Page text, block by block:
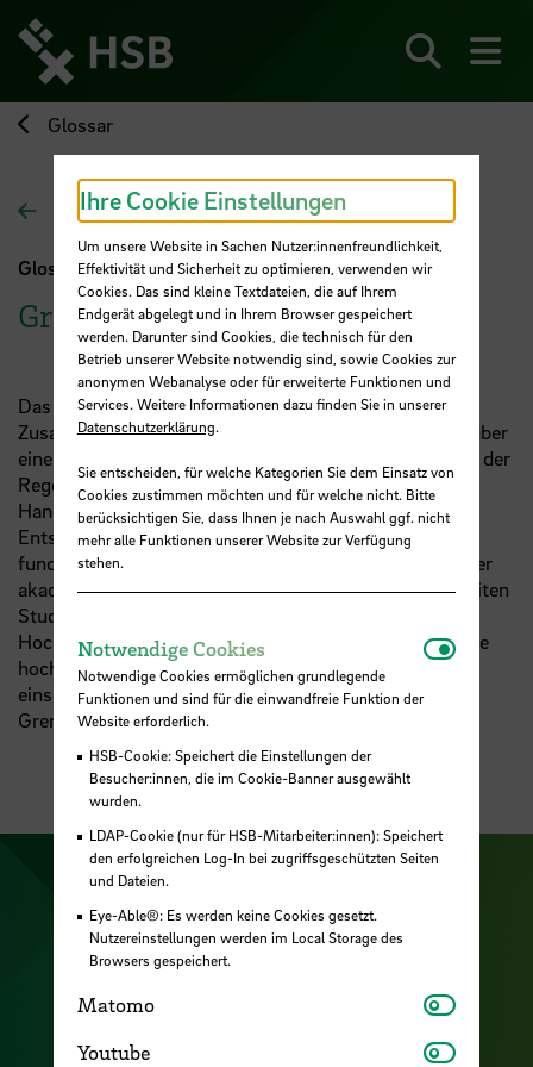
zum
Seiteninhalt
springen
Glossar
Zur Übersichtsseite
Glossar
Gremium
Das Gremium (Plural: Gremien) bezeichnet die
Zusammenarbeit mehrerer Personen in einer Gruppe über
einen längeren Zeitraum hinweg. Ihre Aufgabe ist es in der
Regel über spezielle Thematiken zu beraten,
Handlungsempfehlungen zu erarbeiten und
Entscheidungen zu treffen.Hochschulgremien
fundamentaler Bestandteil der Hochschule sowie seiner
akademischen Selbstverwaltung. In den Gremien arbeiten
Studierende, Lehrende und Mitarbeiter:innen der
Hochschule zusammen. Die Transparenz wird durch die
hochschulöffentlichen Sitzungen und durch dessen
einsehbare Protokolle gewährleistet. In jährlichen
Gremienwahlen werden die Mandate besetzt.
Zu unserer Instagram Seite
Zu unserer
Ihre Cookie Einstellungen
Um unsere Website in Sachen Nutzer:innenfreundlichkeit,
Effektivität und Sicherheit zu optimieren, verwenden wir
Cookies. Das sind kleine Textdateien, die auf Ihrem
Endgerät abgelegt und in Ihrem Browser gespeichert
werden. Darunter sind Cookies, die technisch für den
Betrieb unserer Website notwendig sind, sowie Cookies zur
anonymen Webanalyse oder für erweiterte Funktionen und
Services. Weitere Informationen dazu finden Sie in unserer
Datenschutzerklärung.
Sie entscheiden, für welche Kategorien Sie dem Einsatz von
Cookies zustimmen möchten und für welche nicht. Bitte
berücksichtigen Sie, dass Ihnen je nach Auswahl ggf. nicht
mehr alle Funktionen unserer Website zur Verfügung
stehen.
Notwendige Cookies
Notwendige Cookies ermöglichen grundlegende
Funktionen und sind für die einwandfreie Funktion der
Website erforderlich.
HSB-Cookie: Speichert die Einstellungen der
Besucher:innen, die im Cookie-Banner ausgewählt
wurden.
LDAP-Cookie (nur für HSB-Mitarbeiter:innen): Speichert
den erfolgreichen Log-In bei zugriffsgeschützten Seiten
und Dateien.
Eye-Able®: Es werden keine Cookies gesetzt.
Nutzereinstellungen werden im Local Storage des
Browsers gespeichert.
Matomo Matomo
Youtube Youtube